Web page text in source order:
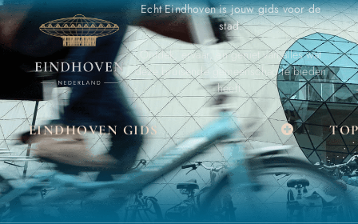
EINDHOVEN GIDS
Echt Eindhoven is jouw gids voor de
stad.
Ontdek, ervaar, en geniet van alles wat
deze bruisende gemeenschap te bieden
heeft.